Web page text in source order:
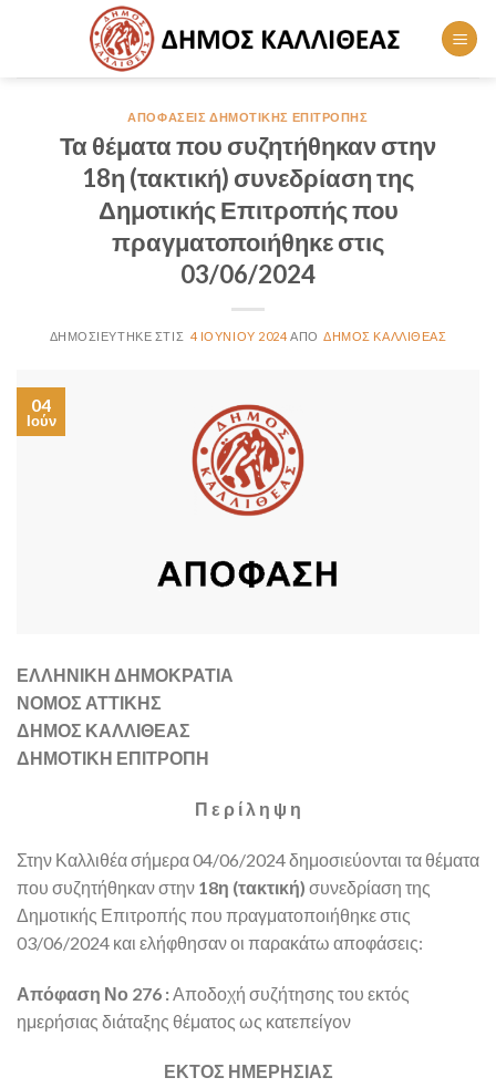
ΑΠΟΦΆΣΕΙΣ ΔΗΜΟΤΙΚΉΣ ΕΠΙΤΡΟΠΉΣ
Τα θέματα που συζητήθηκαν στην
18η (τακτική) συνεδρίαση της
Δημοτικής Επιτροπής που
πραγματοποιήθηκε στις
03/06/2024
4 ΙΟΥΝΊΟΥ 2024 ΔΉΜΟΣ ΚΑΛΛΙΘΈΑΣ
04
Ιούν
ΕΛΛΗΝΙΚΗ ΔΗΜΟΚΡΑΤΙΑ
ΝΟΜΟΣ ΑΤΤΙΚΗΣ
ΔΗΜΟΣ ΚΑΛΛΙΘΕΑΣ
ΔΗΜΟΤΙΚΗ ΕΠΙΤΡΟΠΗ
Π ε ρ ί λ η ψ η
Στην Καλλιθέα σήμερα 04/06/2024 δημοσιεύονται τα θέματα
που συζητήθηκαν στην 18η (τακτική) συνεδρίαση της
Δημοτικής Επιτροπής που πραγματοποιήθηκε στις
03/06/2024 και ελήφθησαν οι παρακάτω αποφάσεις:
Απόφαση Νο 276 : Αποδοχή συζήτησης του εκτός
ημερήσιας διάταξης θέματος ως κατεπείγον
ΕΚΤΟΣ ΗΜΕΡΗΣΙΑΣ